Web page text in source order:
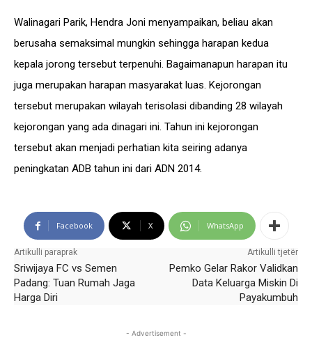
Walinagari Parik, Hendra Joni menyampaikan, beliau akan
berusaha semaksimal mungkin sehingga harapan kedua
kepala jorong tersebut terpenuhi. Bagaimanapun harapan itu
juga merupakan harapan masyarakat luas. Kejorongan
tersebut merupakan wilayah terisolasi dibanding 28 wilayah
kejorongan yang ada dinagari ini. Tahun ini kejorongan
tersebut akan menjadi perhatian kita seiring adanya
peningkatan ADB tahun ini dari ADN 2014.
Facebook X WhatsApp
Artikulli paraprak
Sriwijaya FC vs Semen
Padang: Tuan Rumah Jaga
Harga Diri
Artikulli tjetër
Pemko Gelar Rakor Validkan
Data Keluarga Miskin Di
Payakumbuh
- Advertisement -